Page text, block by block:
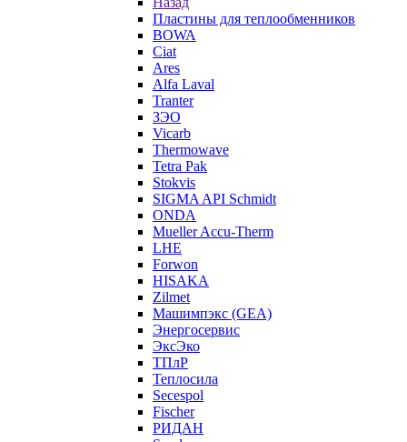
Пластины для теплообменников
BOWA
Ciat
Ares
Alfa Laval
Tranter
ЗЭО
Vicarb
Thermowave
Tetra Pak
Stokvis
SIGMA API Schmidt
ONDA
Mueller Accu-Therm
LHE
Forwon
HISAKA
Zilmet
Машимпэкс (GEA)
Энергосервис
ЭксЭко
ТПлР
Теплосила
Secespol
Fischer
РИДАН